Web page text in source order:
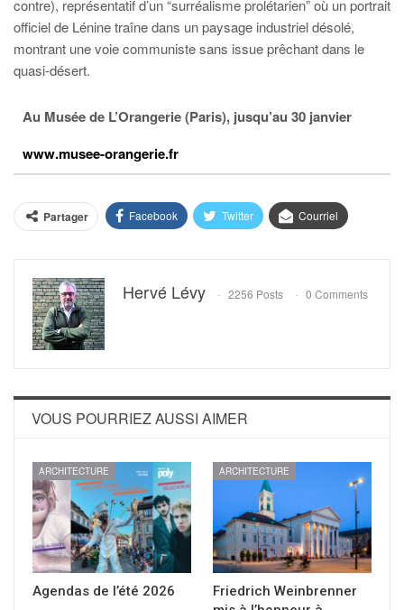
contre), représentatif d’un “surréalisme prolétarien” où un portrait
officiel de Lénine traîne dans un paysage industriel désolé,
montrant une voie communiste sans issue prêchant dans le
quasi-désert.
Au Musée de L’Orangerie (Paris), jusqu’au 30 janvier
www.musee-orangerie.fr
Partager Facebook Twitter Courriel
Hervé Lévy 2256 Posts 0 Comments
VOUS POURRIEZ AUSSI AIMER
ARCHITECTURE
Agendas de l’été 2026
ARCHITECTURE
Friedrich Weinbrenner